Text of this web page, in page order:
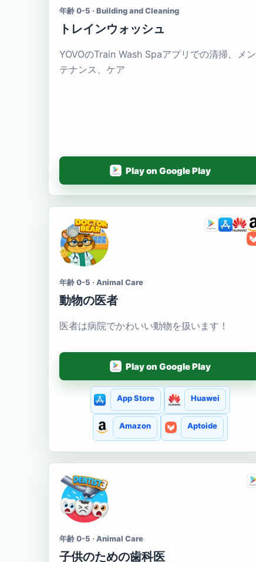
年齢 0-5 · Building and Cleaning
トレインウォッシュ
YOVOのTrain Wash Spaアプリでの清掃、メン
テナンス、ケア
Play on Google Play
年齢 0-5 · Animal Care
動物の医者
医者は病院でかわいい動物を扱います！
Play on Google Play
App Store Huawei
Amazon Aptoide
年齢 0-5 · Animal Care
子供のための歯科医